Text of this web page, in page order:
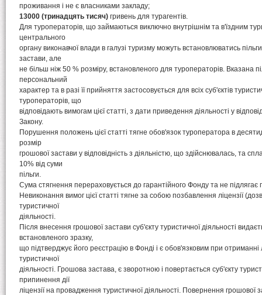
проживання і не є власниками закладу;
13000 (тринадцять тисяч) гривень для турагентів.
Для туроператорів, що займаються виключно внутрішнім та в'їздним
центрального
органу виконавчої влади в галузі туризму можуть встановлюватись
застави, але
не більш ніж 50 % розміру, встановленого для туроператорів. Вказана
персональний
характер та в разі її прийняття застосовується для всіх суб'єктів
туроператорів, що
відповідають вимогам цієї статті, з дати приведення діяльності у
Закону.
Порушення положень цієї статті тягне обов'язок туроператора в
розмір
грошової застави у відповідність з діяльністю, що здійснювалась, та
10% від суми
пільги.
Сума стягнення перераховується до гарантійного Фонду та не
Невиконання вимог цієї статті тягне за собою позбавлення ліцензії
туристичної
діяльності.
Після внесення грошової застави суб'єкту туристичної діяльності
встановленого зразку,
що підтверджує його реєстрацію в Фонді і є обов'язковим при отриманні
туристичної
діяльності. Грошова застава, є зворотною і повертається суб'єкту
припинення дії
ліцензії на провадження туристичної діяльності. Повернення грошової